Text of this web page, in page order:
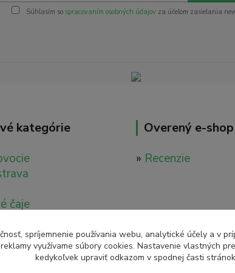
Súhlasím so spracovaním osobných údajovza účelom zasielania
kategórie
čaje
tinktúry
Overený e-shop
» Recenzie
spríjemnenie používania webu, analytické účely a v
využívame súbory cookies. Nastavenie vlastných
kedykoľvek upraviť odkazom v spodnej časti